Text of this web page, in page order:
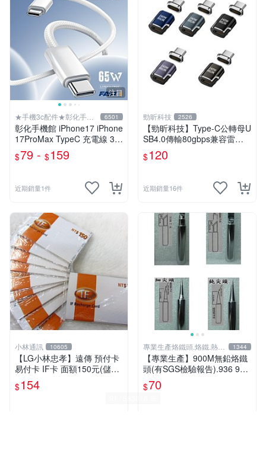
注目
★手機3c配件★彰化手機
館
6501
彰化手機館 iPhone17 iPhone
17ProMax TypeC 充電線 30
W 65W LC1 編織線 C TO C i
17
$79 - $159
近期銷量1件
勁昕科技 2526
【勁昕科技】Type-C公轉母U
SB4.0傳輸80gbps兼容雷電P
D240W全功能磁吸轉接頭
$120
近期銷量16件
小林通訊 10605
【LG小林忠孝】遠傳 預付卡
易付卡 IF卡 面額150元(儲值
卡/補充卡)
$154
專業生產烙鐵頭.烙鐵.熱風
槍
1344
【專業生產】900M無鉛烙鐵
頭(有SGS檢驗報告).936 937
939恆溫烙鐵專用~歡迎訂製
$70